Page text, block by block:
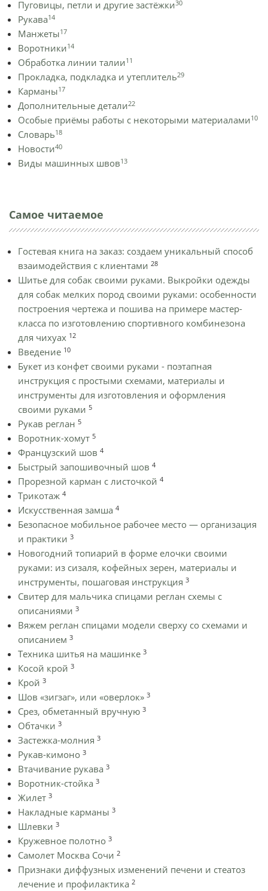
Пуговицы, петли и другие застёжки30
Рукава14
Манжеты17
Воротники14
Обработка линии талии11
Прокладка, подкладка и утеплитель29
Карманы17
Дополнительные детали22
Особые приёмы работы с некоторыми материалами10
Словарь18
Новости40
Виды машинных швов13
Самое читаемое
Гостевая книга на заказ: создаем уникальный способ
взаимодействия с клиентами 28
Шитье для собак своими руками. Выкройки одежды
для собак мелких пород своими руками: особенности
построения чертежа и пошива на примере мастер-
класса по изготовлению спортивного комбинезона
для чихуах 12
Введение 10
Букет из конфет своими руками - поэтапная
инструкция с простыми схемами, материалы и
инструменты для изготовления и оформления
своими руками 5
Рукав реглан 5
Воротник-хомут 5
Французский шов 4
Быстрый запошивочный шов 4
Прорезной карман с листочкой 4
Трикотаж 4
Искусственная замша 4
Безопасное мобильное рабочее место — организация
и практики 3
Новогодний топиарий в форме елочки своими
руками: из сизаля, кофейных зерен, материалы и
инструменты, пошаговая инструкция 3
Cвитер для мальчика спицами реглан схемы с
описаниями 3
Вяжем реглан спицами модели сверху со схемами и
описанием 3
Техника шитья на машинке 3
Косой крой 3
Крой 3
Шов «зигзаг», или «оверлок» 3
Срез, обметанный вручную 3
Обтачки 3
Застежка-молния 3
Рукав-кимоно 3
Втачивание рукава 3
Воротник-стойка 3
Жилет 3
Накладные карманы 3
Шлевки 3
Кружевное полотно 3
Самолет Москва Сочи 2
Признаки диффузных изменений печени и стеатоз
лечение и профилактика 2